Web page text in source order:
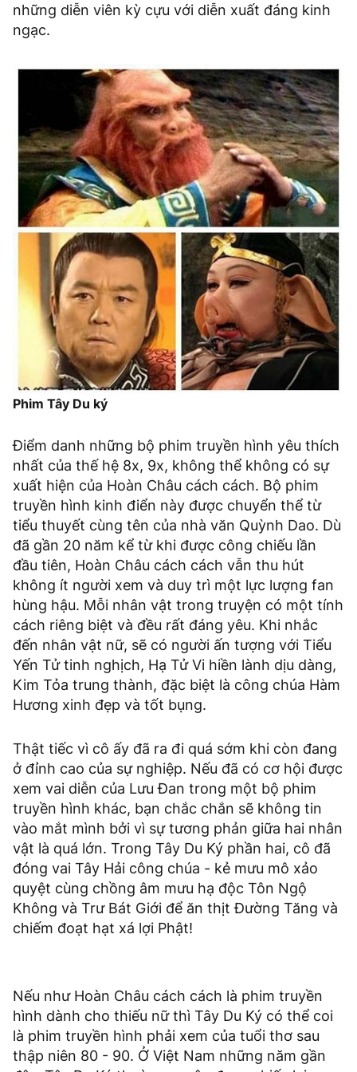
những diễn viên kỳ cựu với diễn xuất đáng kinh
ngạc.
Phim Tây Du ký
Điểm danh những bộ phim truyền hình yêu thích
nhất của thế hệ 8x, 9x, không thể không có sự
xuất hiện của Hoàn Châu cách cách. Bộ phim
truyền hình kinh điển này được chuyển thể từ
tiểu thuyết cùng tên của nhà văn Quỳnh Dao. Dù
đã gần 20 năm kể từ khi được công chiếu lần
đầu tiên, Hoàn Châu cách cách vẫn thu hút
không ít người xem và duy trì một lực lượng fan
hùng hậu. Mỗi nhân vật trong truyện có một tính
cách riêng biệt và đều rất đáng yêu. Khi nhắc
đến nhân vật nữ, sẽ có người ấn tượng với Tiểu
Yến Tử tinh nghịch, Hạ Tử Vi hiền lành dịu dàng,
Kim Tỏa trung thành, đặc biệt là công chúa Hàm
Hương xinh đẹp và tốt bụng.
Thật tiếc vì cô ấy đã ra đi quá sớm khi còn đang
ở đỉnh cao của sự nghiệp. Nếu đã có cơ hội được
xem vai diễn của Lưu Đan trong một bộ phim
truyền hình khác, bạn chắc chắn sẽ không tin
vào mắt mình bởi vì sự tương phản giữa hai nhân
vật là quá lớn. Trong Tây Du Ký phần hai, cô đã
đóng vai Tây Hải công chúa - kẻ mưu mô xảo
quyệt cùng chồng âm mưu hạ độc Tôn Ngộ
Không và Trư Bát Giới để ăn thịt Đường Tăng và
chiếm đoạt hạt xá lợi Phật!
Nếu như Hoàn Châu cách cách là phim truyền
hình dành cho thiếu nữ thì Tây Du Ký có thể coi
là phim truyền hình phải xem của tuổi thơ sau
thập niên 80 - 90. Ở Việt Nam những năm gần